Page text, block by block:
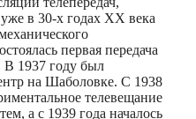
в 30-х годах XX века
первая передача
В 1937 году был
на Шаболовке. С 1938
телевещание
а с 1939 года началось